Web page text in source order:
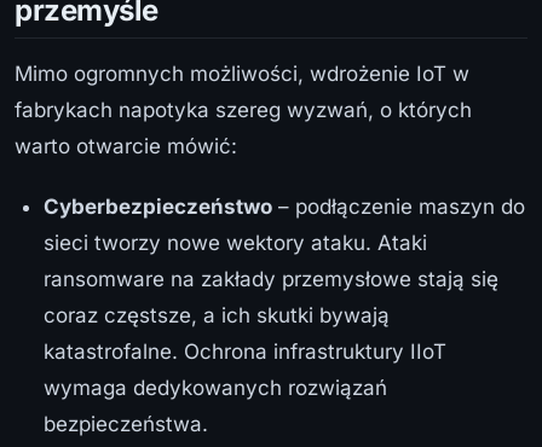
przemyśle
Mimo ogromnych możliwości, wdrożenie IoT w
fabrykach napotyka szereg wyzwań, o których
warto otwarcie mówić:
Cyberbezpieczeństwo – podłączenie maszyn do
sieci tworzy nowe wektory ataku. Ataki
ransomware na zakłady przemysłowe stają się
coraz częstsze, a ich skutki bywają
katastrofalne. Ochrona infrastruktury IIoT
wymaga dedykowanych rozwiązań
bezpieczeństwa.